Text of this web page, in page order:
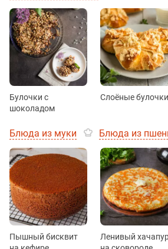
Булочки с
шоколадом
Слоёные булочки
Блюда из муки Блюда из
Пышный бисквит
Ленивый